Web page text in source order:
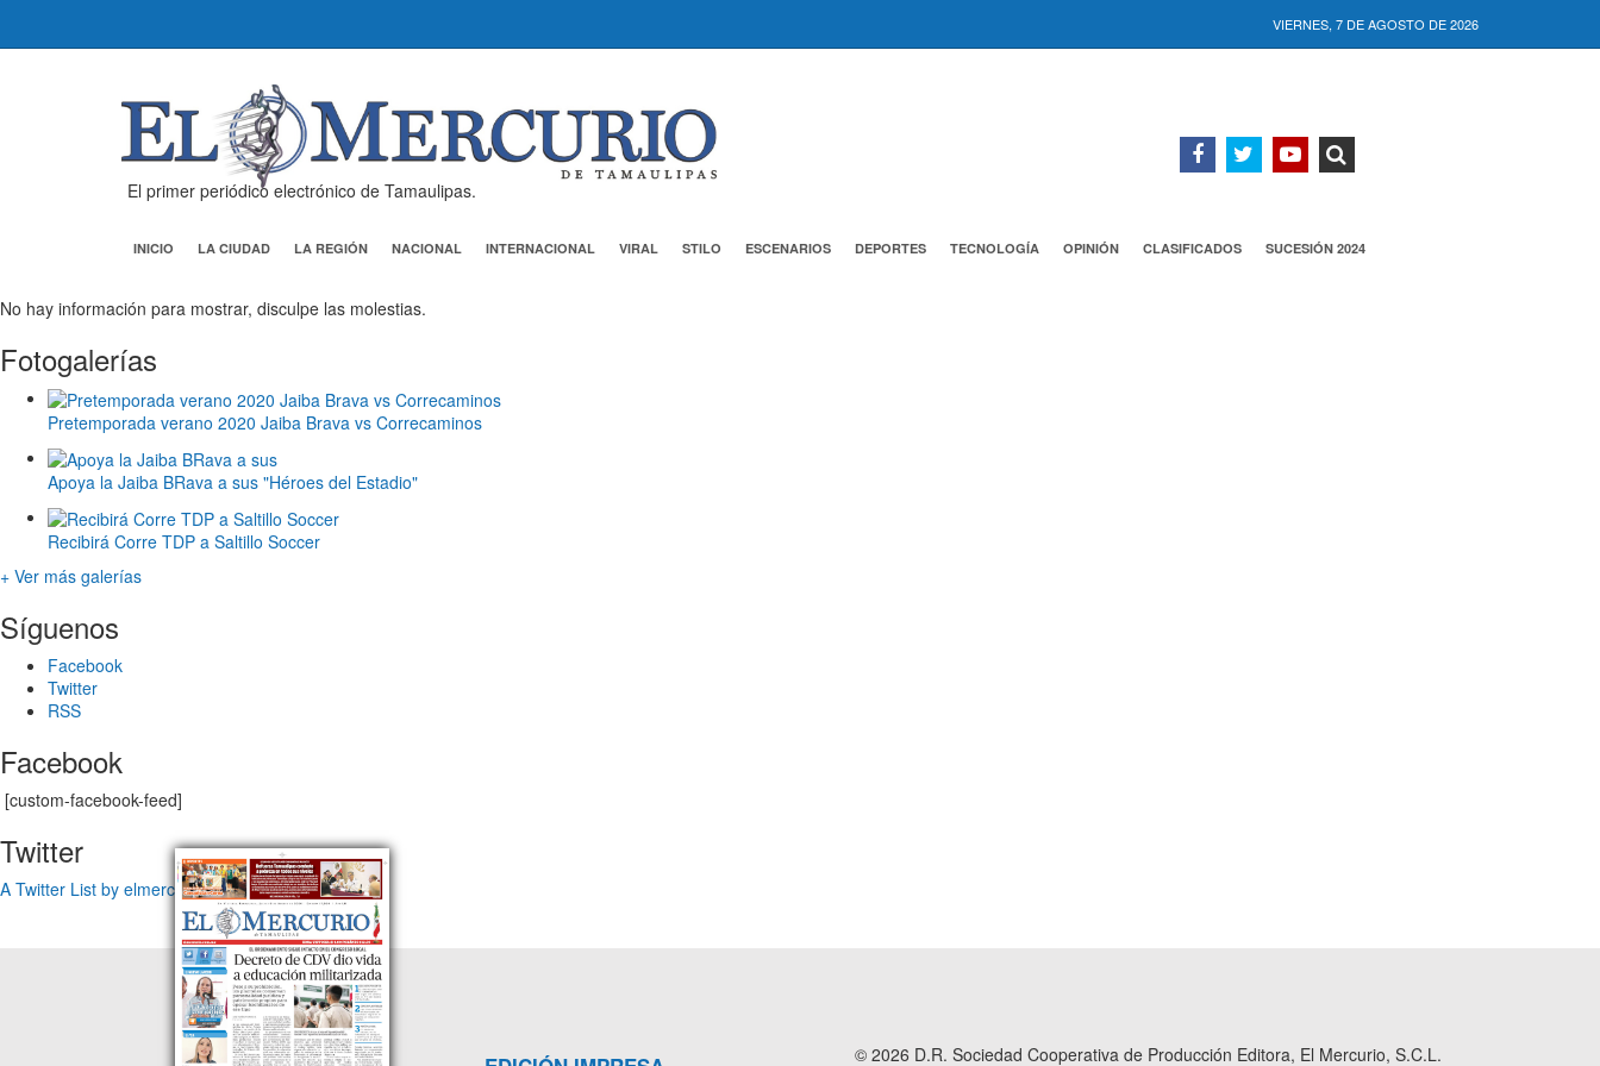
VIERNES, 7 DE AGOSTO DE 2026
El primer periódico electrónico de Tamaulipas.
INICIO LA CIUDAD LA REGIÓN NACIONAL INTERNACIONAL VIRAL STILO ESCENARIOS DEPORTES TECNOLOGÍA OPINIÓN CLASIFICADOS SUCESIÓN 2024
No hay información para mostrar, disculpe las molestias.
Fotogalerías
Pretemporada verano 2020 Jaiba Brava vs Correcaminos
Apoya la Jaiba BRava a sus "Héroes del Estadio"
Recibirá Corre TDP a Saltillo Soccer
+ Ver más galerías
Síguenos
Facebook
Twitter
RSS
Facebook
[custom-facebook-feed]
Twitter
A Twitter List by elmercuriotam
© 2026 D.R. Sociedad Cooperativa de Producción Editora, El Mercurio, S.C.L.